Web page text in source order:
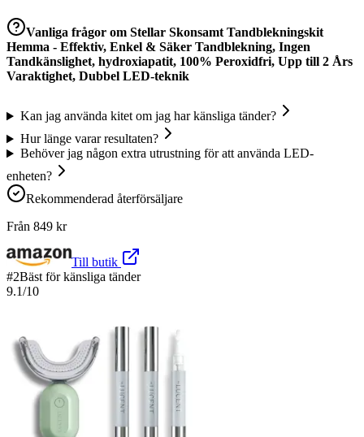
Vanliga frågor om Stellar Skonsamt Tandblekningskit
Hemma - Effektiv, Enkel & Säker Tandblekning, Ingen
Tandkänslighet, hydroxiapatit, 100% Peroxidfri, Upp till 2 Års
Varaktighet, Dubbel LED-teknik
Kan jag använda kitet om jag har känsliga tänder?
Hur länge varar resultaten?
Behöver jag någon extra utrustning för att använda LED-
enheten?
Rekommenderad återförsäljare
Från 849 kr
Till butik
#2Bäst för känsliga tänder
9.1/10